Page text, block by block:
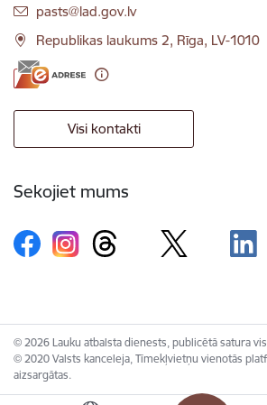
E-pasts:
pasts@lad.gov.lv
Republikas laukums 2, Rīga, LV-1010
Visi kontakti
Sekojiet mums
© 2026 Lauku atbalsta dienests, publicētā satura
© 2020 Valsts kanceleja, Tīmekļvietņu vienotās
aizsargātas.